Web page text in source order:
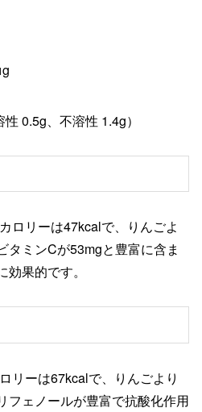
0.5g、不溶性 1.4g）
ロリーは47kcalで、りんごよ
タミンCが53mgと豊富に含ま
果的です。
リーは67kcalで、りんごより
フェノールが豊富で抗酸化作用